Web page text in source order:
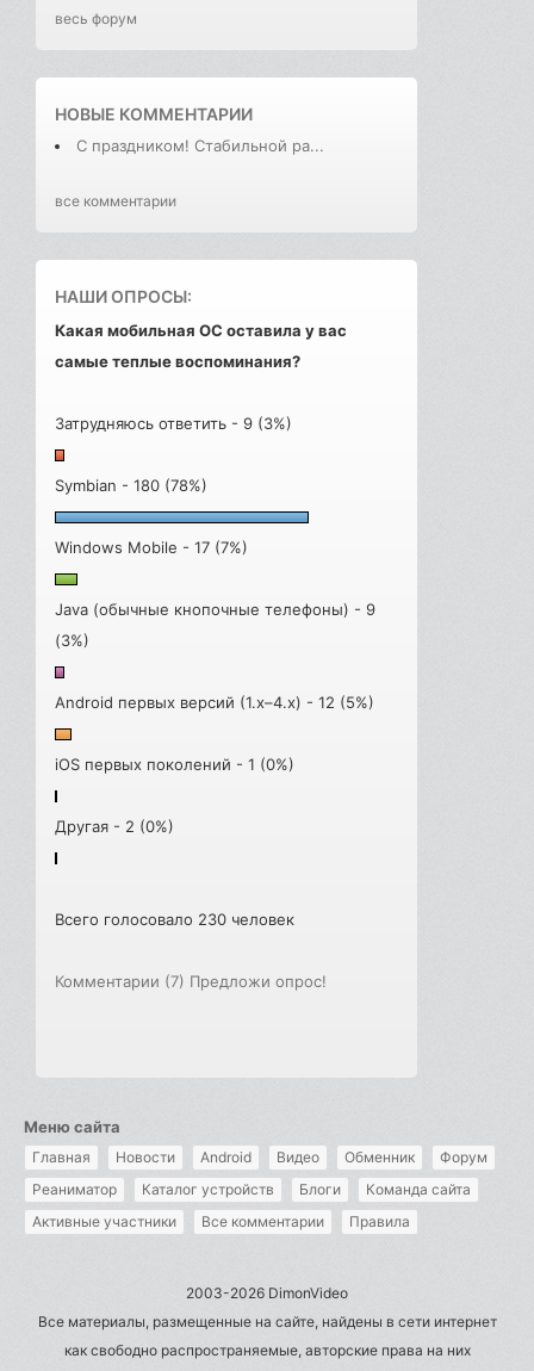
весь форум
НОВЫЕ КОММЕНТАРИИ
С праздником! Стабильной ра...
все комментарии
НАШИ ОПРОСЫ:
Какая мобильная ОС оставила у вас
самые теплые воспоминания?
Затрудняюсь ответить - 9 (3%)
Symbian - 180 (78%)
Windows Mobile - 17 (7%)
Java (обычные кнопочные телефоны) - 9
(3%)
Android первых версий (1.x–4.x) - 12 (5%)
iOS первых поколений - 1 (0%)
Другая - 2 (0%)
Всего голосовало 230 человек
Комментарии (7) Предложи опрос!
Меню сайта
Главная Новости Android Видео Обменник
Форум
Реаниматор
Каталог устройств Блоги
Команда сайта
Активные участники
Все комментарии Правила
2003-2026 DimonVideo
Все материалы, размещенные на сайте, найдены в сети интернет
как свободно распространяемые, авторские права на них